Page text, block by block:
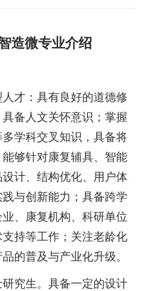
造微专业介绍
才： 具有良好的道德修
备人文关怀意识 ； 掌握
学科交叉知识，具备将
能够针对康复辅具、智能
计、结构优化、用户体
与创新能力 ； 具备跨学
、康复机构、科研单位
持等工作 ； 关注老龄化
的普及与产业化升级。
究生。 具备一定的设计